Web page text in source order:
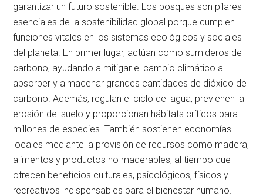
garantizar un futuro sostenible. Los bosques son pilares
esenciales de la sostenibilidad global porque cumplen
funciones vitales en los sistemas ecológicos y sociales
del planeta. En primer lugar, actúan como sumideros de
carbono, ayudando a mitigar el cambio climático al
absorber y almacenar grandes cantidades de dióxido de
carbono. Además, regulan el ciclo del agua, previenen la
erosión del suelo y proporcionan hábitats críticos para
millones de especies. También sostienen economías
locales mediante la provisión de recursos como madera,
alimentos y productos no maderables, al tiempo que
ofrecen beneficios culturales, psicológicos, físicos y
recreativos indispensables para el bienestar humano.